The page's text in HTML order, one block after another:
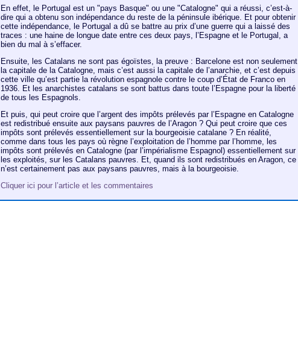
En effet, le Portugal est un "pays Basque" ou une "Catalogne" qui a réussi, c’est-à-
dire qui a obtenu son indépendance du reste de la péninsule ibérique. Et pour obtenir
cette indépendance, le Portugal a dû se battre au prix d’une guerre qui a laissé des
traces : une haine de longue date entre ces deux pays, l’Espagne et le Portugal, a
bien du mal à s’effacer.
Ensuite, les Catalans ne sont pas égoïstes, la preuve : Barcelone est non seulement
la capitale de la Catalogne, mais c’est aussi la capitale de l’anarchie, et c’est depuis
cette ville qu’est partie la révolution espagnole contre le coup d’État de Franco en
1936. Et les anarchistes catalans se sont battus dans toute l’Espagne pour la liberté
de tous les Espagnols.
Et puis, qui peut croire que l’argent des impôts prélevés par l’Espagne en Catalogne
est redistribué ensuite aux paysans pauvres de l’Aragon ? Qui peut croire que ces
impôts sont prélevés essentiellement sur la bourgeoisie catalane ? En réalité,
comme dans tous les pays où règne l’exploitation de l’homme par l’homme, les
impôts sont prélevés en Catalogne (par l’impérialisme Espagnol) essentiellement sur
les exploités, sur les Catalans pauvres. Et, quand ils sont redistribués en Aragon, ce
n’est certainement pas aux paysans pauvres, mais à la bourgeoisie.
Cliquer ici pour l’article et les commentaires